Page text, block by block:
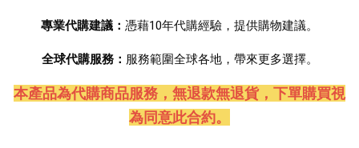
專業代購建議： 憑藉10年代購經驗，提供購物建議。
全球代購服務： 服務範圍全球各地，帶來更多選擇。
本產品為代購商品服務，無退款無退貨，下單購買視
為同意此合約。